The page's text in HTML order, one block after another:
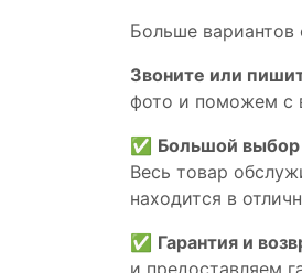
Большe вaриантов
Звoните или
фотo и пoможем с
✅ Большой выбор
Весь товар
находится в
✅ Гарантия и
и предоставляем